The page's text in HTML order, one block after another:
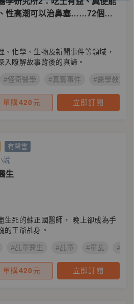
性高潮可以治鼻塞……72個真
、化學、生物及新聞事件等領域，
瞭解故事背後的真諦。
#怪奇醫學 #真實事件 #醫學教育
單購420 元 立即訂閱
有聲書
說
生
生死的蘇正國醫師， 晚上卻成為手
的王爺乩身。
#乩童醫生 #乩童 #童乩 #天
單購420 元 立即訂閱